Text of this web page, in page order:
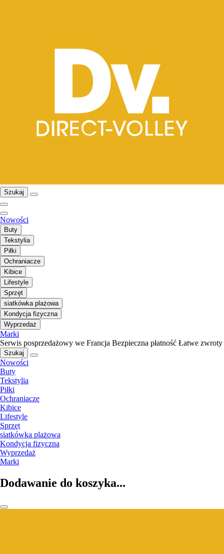
Szukaj
Nowości
Buty
Tekstylia
Piłki
Ochraniacze
Kibice
Lifestyle
Sprzęt
siatkówka plażowa
Kondycja fizyczna
Wyprzedaż
Marki
Serwis posprzedażowy we Francja Bezpieczna płatność Łatwe zwroty
Szukaj
Nowości
Buty
Tekstylia
Piłki
Ochraniacze
Kibice
Lifestyle
Sprzęt
siatkówka plażowa
Kondycja fizyczna
Wyprzedaż
Marki
Dodawanie do koszyka...